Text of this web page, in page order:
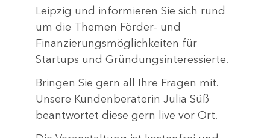
Leipzig und informieren Sie sich rund
um die Themen Förder- und
Finanzierungsmöglichkeiten für
Startups und Gründungsinteressierte.
Bringen Sie gern all Ihre Fragen mit.
Unsere Kundenberaterin Julia Süß
beantwortet diese gern live vor Ort.